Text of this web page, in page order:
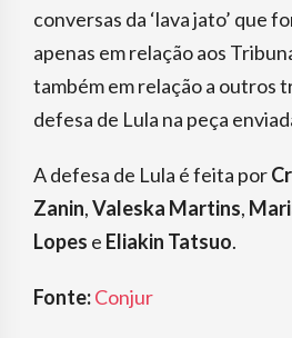
conversas da ‘lava jato’ que
apenas em relação aos
também em relação a outros
defesa de Lula na peça
A defesa de Lula é feita por
Zanin,Valeska Martins,
Lopes e Eliakin Tatsuo.
Fonte:Conjur